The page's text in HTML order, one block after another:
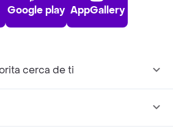
Google play AppGallery
cerca de ti